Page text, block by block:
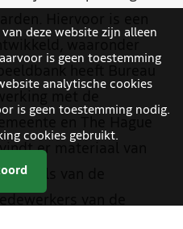
er materiaal van
als van de
deze website zijn alleen
is geen toestemming
analytische cookies
is geen toestemming nodig.
cookies gebruikt.